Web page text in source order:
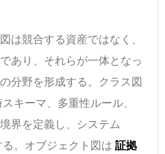
は競合する資産ではなく、
あり、それらが一体となっ
分野を形成する。クラス図
キーマ、多重性ルール、
界を定義し、システム
る。オブジェクト図は証拠